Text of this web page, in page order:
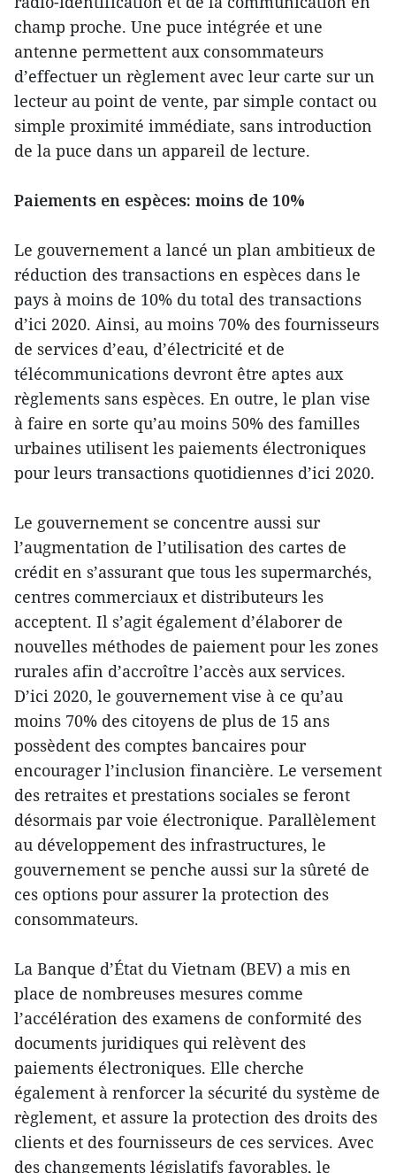
champ proche. Une puce intégrée et une
antenne permettent aux consommateurs
d’effectuer un règlement avec leur carte sur un
lecteur au point de vente, par simple contact ou
simple proximité immédiate, sans introduction
de la puce dans un appareil de lecture.
Paiements en espèces: moins de 10%
Le gouvernement a lancé un plan ambitieux de
réduction des transactions en espèces dans le
pays à moins de 10% du total des transactions
d’ici 2020. Ainsi, au moins 70% des fournisseurs
de services d’eau, d’électricité et de
télécommunications devront être aptes aux
règlements sans espèces. En outre, le plan vise
à faire en sorte qu’au moins 50% des familles
urbaines utilisent les paiements électroniques
pour leurs transactions quotidiennes d’ici 2020.
Le gouvernement se concentre aussi sur
l’augmentation de l’utilisation des cartes de
crédit en s’assurant que tous les supermarchés,
centres commerciaux et distributeurs les
acceptent. Il s’agit également d’élaborer de
nouvelles méthodes de paiement pour les zones
rurales afin d’accroître l’accès aux services.
D’ici 2020, le gouvernement vise à ce qu’au
moins 70% des citoyens de plus de 15 ans
possèdent des comptes bancaires pour
encourager l’inclusion financière. Le versement
des retraites et prestations sociales se feront
désormais par voie électronique. Parallèlement
au développement des infrastructures, le
gouvernement se penche aussi sur la sûreté de
ces options pour assurer la protection des
consommateurs.
La Banque d’État du Vietnam (BEV) a mis en
place de nombreuses mesures comme
l’accélération des examens de conformité des
documents juridiques qui relèvent des
paiements électroniques. Elle cherche
également à renforcer la sécurité du système de
règlement, et assure la protection des droits des
clients et des fournisseurs de ces services. Avec
des changements législatifs favorables, le